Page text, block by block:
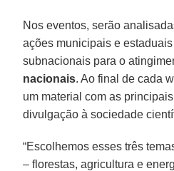
Nos eventos, serão
ações municipais e
subnacionais para o
nacionais. Ao final de cada
um material com as
divulgação à sociedade
“Escolhemos esses três
– florestas, agricultura e